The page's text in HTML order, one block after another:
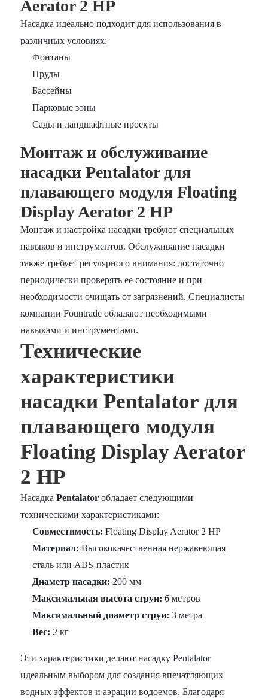
Aerator 2 HP
Насадка идеально подходит для использования в
различных условиях:
Фонтаны
Пруды
Бассейны
Парковые зоны
Сады и ландшафтные проекты
Монтаж и обслуживание
насадки Pentalator для
плавающего модуля Floating
Display Aerator 2 HP
Монтаж и настройка насадки требуют специальных
навыков и инструментов. Обслуживание насадки
также требует регулярного внимания: достаточно
периодически проверять ее состояние и при
необходимости очищать от загрязнений. Специалисты
компании Fountrade обладают необходимыми
навыками и инструментами.
Технические
характеристики
насадки Pentalator для
плавающего модуля
Floating Display Aerator
2 HP
НасадкаPentalator обладает следующими
техническими характеристиками:
Совместимость: Floating Display Aerator 2 HP
Материал: Высококачественная нержавеющая
сталь или ABS-пластик
Диаметр насадки: 200 мм
Максимальная высота струи: 6 метров
Максимальный диаметр струи: 3 метра
Вес: 2 кг
Эти характеристики делают насадку Pentalator
идеальным выбором для создания впечатляющих
водных эффектов и аэрации водоемов. Благодаря